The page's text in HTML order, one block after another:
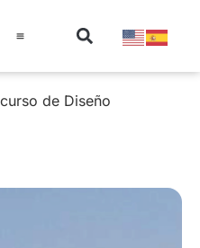
de Diseño